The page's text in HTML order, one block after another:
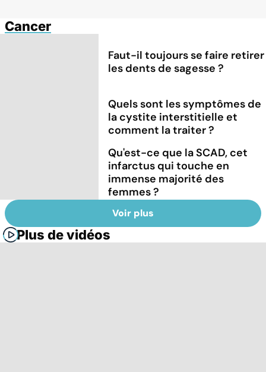
Cancer
Faut-il toujours se faire retirer
les dents de sagesse ?
Quels sont les symptômes de
la cystite interstitielle et
comment la traiter ?
Qu'est-ce que la SCAD, cet
infarctus qui touche en
immense majorité des
femmes ?
Voir plus
Plus de vidéos